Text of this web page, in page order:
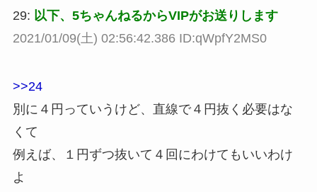
29: 以下、5ちゃんねるからVIPがお送りします
2021/01/09(土) 02:56:42.386 ID:qWpfY2MS0
>>24
別に４円っていうけど、直線で４円抜く必要はな
くて
例えば、１円ずつ抜いて４回にわけてもいいわけ
よ